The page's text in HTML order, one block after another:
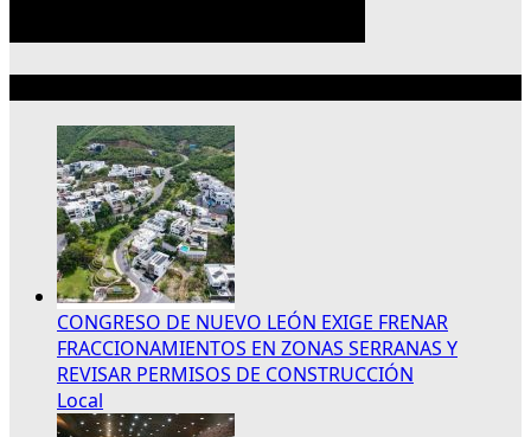
CONGRESO DE NUEVO LEÓN EXIGE FRENAR
FRACCIONAMIENTOS EN ZONAS SERRANAS Y
REVISAR PERMISOS DE CONSTRUCCIÓN
Local